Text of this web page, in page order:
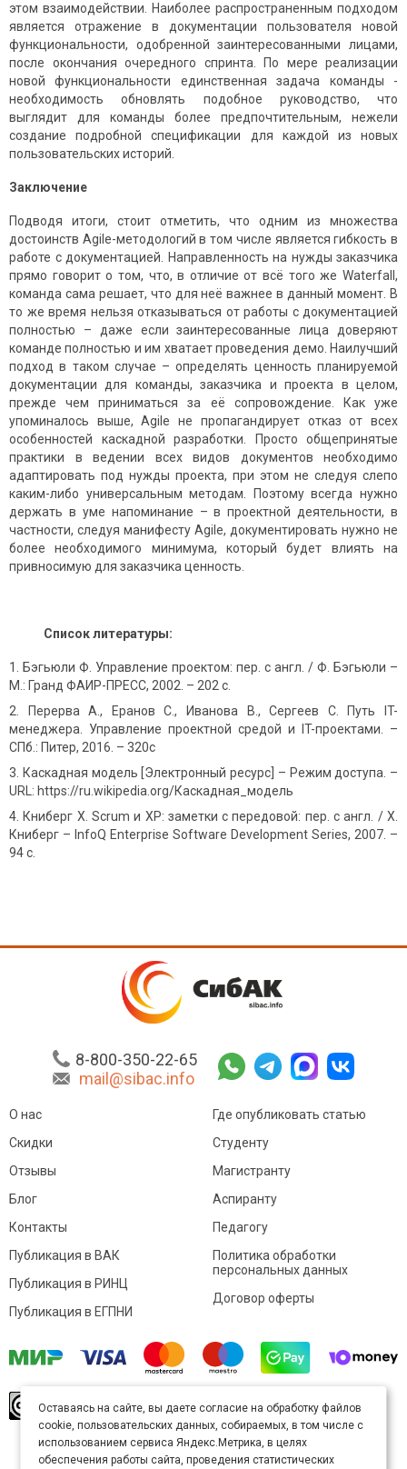
этом взаимодействии. Наиболее распространенным подходом
является отражение в документации пользователя новой
функциональности, одобренной заинтересованными лицами,
после окончания очередного спринта. По мере реализации
новой функциональности единственная задача команды -
необходимость обновлять подобное руководство, что
выглядит для команды более предпочтительным, нежели
создание подробной спецификации для каждой из новых
пользовательских историй.
Заключение
Подводя итоги, стоит отметить, что одним из множества
достоинств Agile-методологий в том числе является гибкость в
работе с документацией. Направленность на нужды заказчика
прямо говорит о том, что, в отличие от всё того же Waterfall,
команда сама решает, что для неё важнее в данный момент. В
то же время нельзя отказываться от работы с документацией
полностью – даже если заинтересованные лица доверяют
команде полностью и им хватает проведения демо. Наилучший
подход в таком случае – определять ценность планируемой
документации для команды, заказчика и проекта в целом,
прежде чем приниматься за её сопровождение. Как уже
упоминалось выше, Agile не пропагандирует отказ от всех
особенностей каскадной разработки. Просто общепринятые
практики в ведении всех видов документов необходимо
адаптировать под нужды проекта, при этом не следуя слепо
каким-либо универсальным методам. Поэтому всегда нужно
держать в уме напоминание – в проектной деятельности, в
частности, следуя манифесту Agile, документировать нужно не
более необходимого минимума, который будет влиять на
привносимую для заказчика ценность.
Список литературы:
Бэгьюли Ф. Управление проектом: пер. с англ. / Ф. Бэгьюли –
М.: Гранд ФАИР-ПРЕСС, 2002. – 202 с.
Перерва А., Еранов С., Иванова В., Сергеев С. Путь IT-
менеджера. Управление проектной средой и IT-проектами. –
СПб.: Питер, 2016. – 320с
Каскадная модель [Электронный ресурс] – Режим доступа. –
URL: https://ru.wikipedia.org/Каскадная_модель
Книберг Х. Scrum и XP: заметки с передовой: пер. с англ. / Х.
Книберг – InfoQ Enterprise Software Development Series, 2007. –
94 c.
8-800-350-22-65
mail@sibac.info
О нас
Скидки
Отзывы
Блог
Контакты
Где опубликовать статью
Студенту
Магистранту
Аспиранту
Педагогу
Публикация в ВАК
Публикация в РИНЦ
Публикация в ЕГПНИ
Политика обработки
персональных данных
Договор оферты
произведение доступно полицензии Creative
Commons «Attribution» («Атрибуция») 4.0
Непортированная.
Карта сайта
Оставаясь на сайте, вы даете согласие на обработку файлов
cookie, пользовательских данных, собираемых, в том числе с
использованием сервиса Яндекс.Метрика, в целях
обеспечения работы сайта, проведения статистических